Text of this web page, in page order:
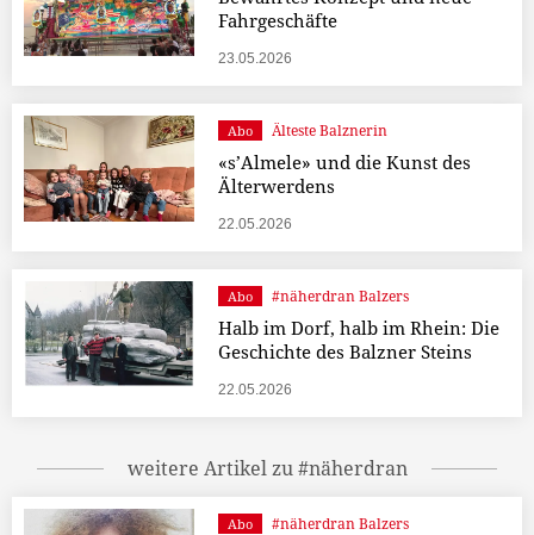
Fahrgeschäfte
23.05.2026
Abo Älteste Balznerin
«s’Almele» und die Kunst des
Älterwerdens
22.05.2026
Abo #näherdran Balzers
Halb im Dorf, halb im Rhein: Die
Geschichte des Balzner Steins
22.05.2026
weitere Artikel zu #näherdran
Abo #näherdran Balzers